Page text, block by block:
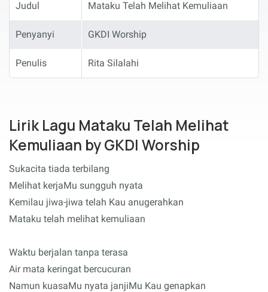
Judul Mataku Telah Melihat Kemuliaan
Penyanyi GKDI Worship
Penulis Rita Silalahi
Lirik Lagu Mataku Telah Melihat
Kemuliaan by GKDI Worship
Sukacita tiada terbilang
Melihat kerjaMu sungguh nyata
Kemilau jiwa-jiwa telah Kau anugerahkan
Mataku telah melihat kemuliaan
Waktu berjalan tanpa terasa
Air mata keringat bercucuran
Namun kuasaMu nyata janjiMu Kau genapkan